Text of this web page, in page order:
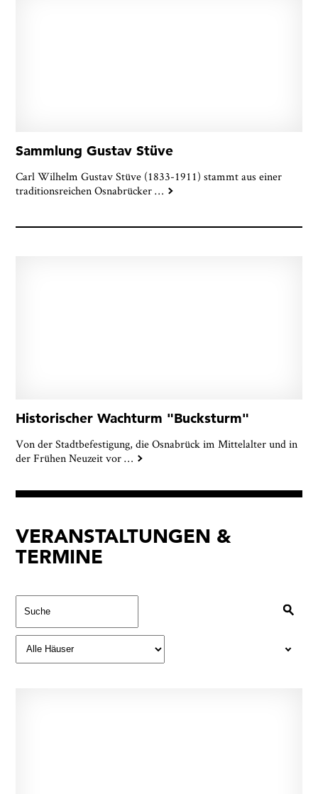
Sammlung Gustav Stüve
Carl Wilhelm Gustav Stüve (1833-1911) stammt aus einer
traditionsreichen Osnabrücker…
Historischer Wachturm "Bucksturm"
Von der Stadtbefestigung, die Osnabrück im Mittelalter und in
der Frühen Neuzeit vor…
VERANSTALTUNGEN &
TERMINE